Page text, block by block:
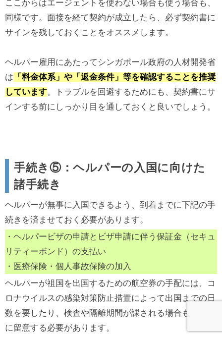
ここからはエージェントを使わない場合も使う場合も、
同様です。面接を経て契約が成立したら、必ず契約書に
サインを残しておくことをオススメします。
ヘルパー雇用にあたってシンガポール政府の人材開発省
は 「料金体系」や「返金条件」等を確認することを推奨
しています。トラブルを回避するためにも、契約書にサ
インする前にしっかり目を通しておくと良いでしょう。
手続き⑤：ヘルパーの入国に向けた
諸手続き
ヘルパーが無事に入国できるよう、到着までに下記の手
続きを済ませておく必要があります。
・ヘルパービザの申請とビザ申請に伴う保証金（セキュ
リティーボンド）の支払い
・医療保険・個人事故保険の加入
ヘルパーが祖国を出国するための航空券の手配には、コ
ロナウイルスの感染対策防止措置によって出国までの日
数を要したり、検査や隔離期間が課される場合もある点
に留意する必要があります。